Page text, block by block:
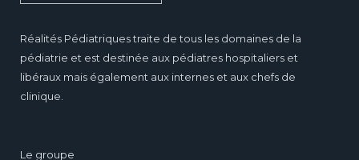
Réalités Pédiatriques traite de tous les domaines de la
pédiatrie et est destinée aux pédiatres hospitaliers et
libéraux mais également aux internes et aux chefs de
clinique.
Le groupe